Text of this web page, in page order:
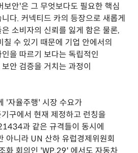
안'은 그 무엇보다도 필요한 핵심
다. 커넥티드 카의 등장으로 새롭게
소비자의 신뢰를 잃게 함은 물론,
칠 수 있기 때문에 기업 안에서의
을 따르기 보다는 독립적인
안 검증을 거치는 과정이
'자율주행' 시장 수요가
구에서 현재 제정하고 런칭을
과 같은 규격들이 동시에
아니라 UN 산하 유럽경제위원회
화 회의인 'WP.29' 에서도 자동차